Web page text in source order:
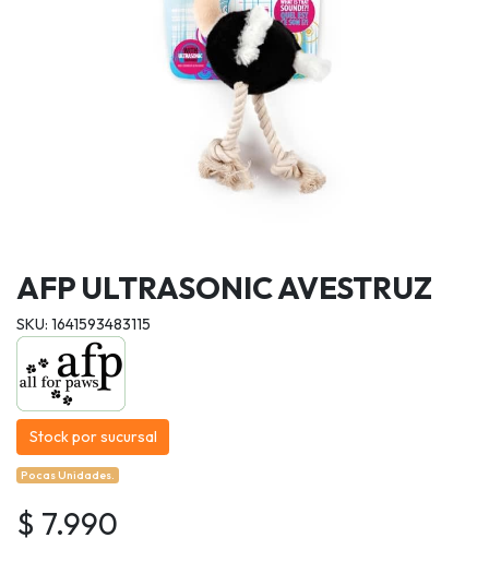
AFP ULTRASONIC AVESTRUZ
SKU: 1641593483115
Stock por sucursal
Pocas Unidades.
$ 7.990